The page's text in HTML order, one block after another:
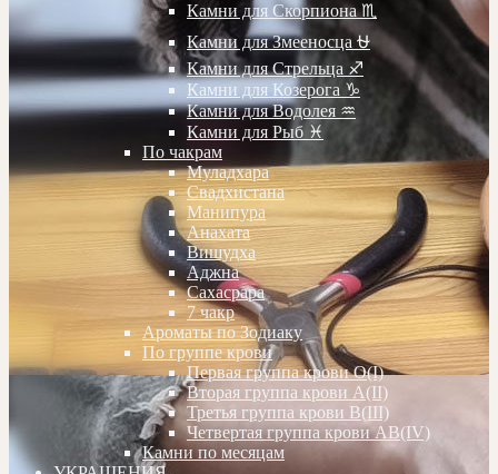
Камни для Скорпиона ♏️
Камни для Змееносца ⛎
Камни для Стрельца ♐️
Камни для Козерога ♑️
Камни для Водолея ♒️
Камни для Рыб ♓️
По чакрам
Муладхара
Свадхистана
Манипура
Анахата
Вишудха
Аджна
Сахасрара
7 чакр
Ароматы по Зодиаку
По группе крови
Первая группа крови О(I)
Вторая группа крови А(II)
Третья группа крови В(III)
Четвертая группа крови АВ(IV)
Камни по месяцам